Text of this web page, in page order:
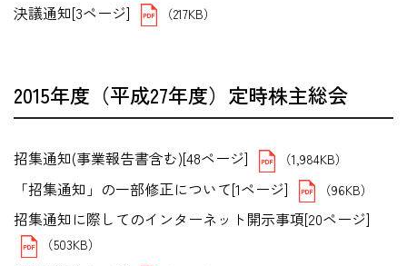
決議通知[3ページ] （217KB）
2015年度（平成27年度）定時株主総会
招集通知(事業報告書含む)[48ページ] （1,984KB）
「招集通知」の一部修正について[1ページ] （96KB）
招集通知に際してのインターネット開示事項[20ページ]
（503KB）